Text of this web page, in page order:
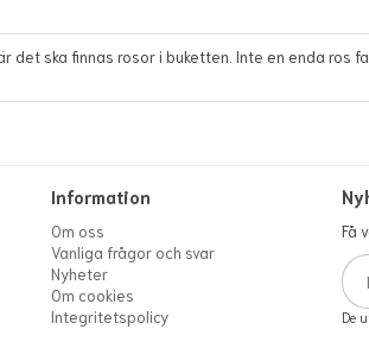
ska finnas rosor i buketten. Inte en enda ros
Information
Om oss
Vanliga frågor och svar
Nyheter
Om cookies
Integritetspolicy
Få
De